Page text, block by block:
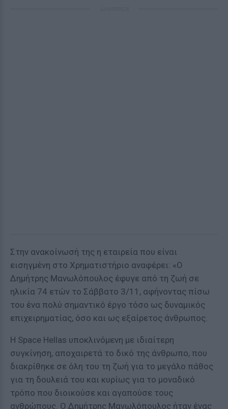
Στην ανακοίνωσή της η εταιρεία που είναι
εισηγμένη στο Χρηματιστήριο αναφέρει: «Ο
Δημήτρης Μανωλόπουλος έφυγε από τη ζωή σε
ηλικία 74 ετών το Σάββατο 3/11, αφήνοντας πίσω
του ένα πολύ σημαντικό έργο τόσο ως δυναμικός
επιχειρηματίας, όσο και ως εξαίρετος άνθρωπος.
Η Space Hellas υποκλινόμενη με ιδιαίτερη
συγκίνηση, αποχαιρετά το δικό της άνθρωπο, που
διακρίθηκε σε όλη του τη ζωή για το μεγάλο πάθος
για τη δουλειά του και κυρίως για το μοναδικό
τρόπο που διοικούσε και αγαπούσε τους
ανθρώπους. Ο Δημήτρης Μανωλόπουλος ήταν ένας